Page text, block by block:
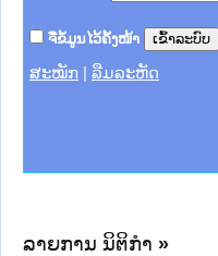
ຈື່ຂໍ້ມູນໄວ້ຄັ້ງໜ້າ
ສະໝັກ ລືມລະຫັດ
າຊົນ ພາກເໜືອ
ການ
ກາງ
ໃຕ້
ຕຳຫຼວດປະຊາຊົນ
ສັນຕິບານປະຊາຊົນ
ກເໜືອ
າຊົນ ພາກກາງ
ລາຍການ ນິຕິກໍາ »